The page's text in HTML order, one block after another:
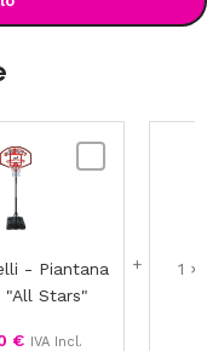
Stars"
- Piantana
"All Stars"
€ IVA Incl.
1 ×